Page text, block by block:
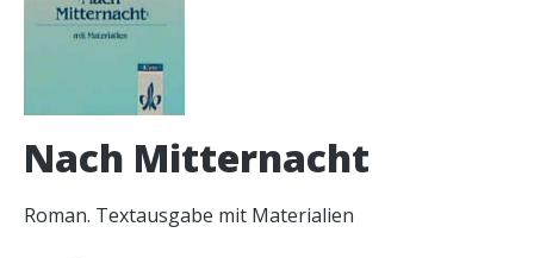
Nach Mitternacht
Roman. Textausgabe mit Materialien